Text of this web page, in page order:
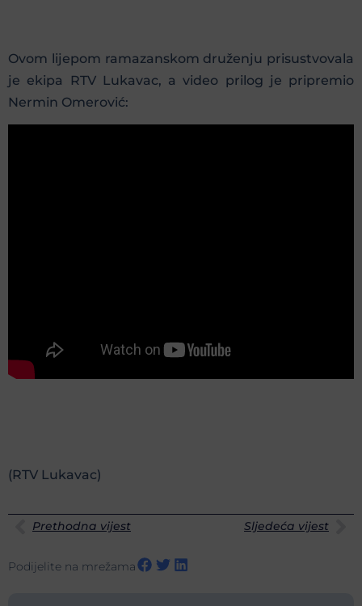
Ovom lijepom ramazanskom druženju prisustvovala
je ekipa RTV Lukavac, a video prilog je pripremio
Nermin Omerović:
(RTV Lukavac)
Prethodna vijest Sljedeća vijest
Podijelite na mrežama